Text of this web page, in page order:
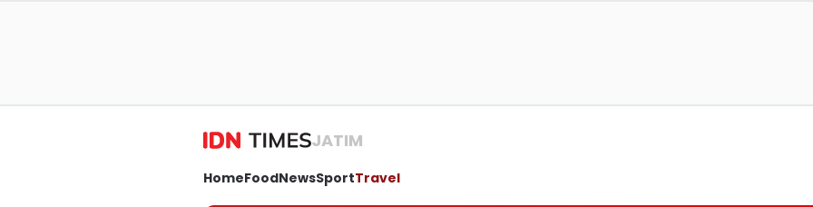
JATIM
HomeFoodNewsSportTravel